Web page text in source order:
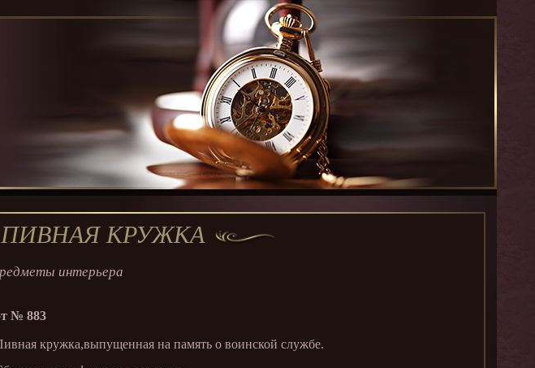
ПИВНАЯ КРУЖКА
интерьера
№ 883
кружка,выпущенная на память о воинской службе.